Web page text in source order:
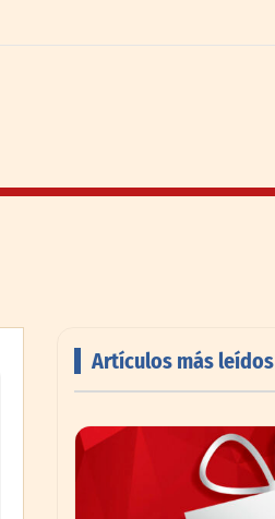
Artículos más leídos